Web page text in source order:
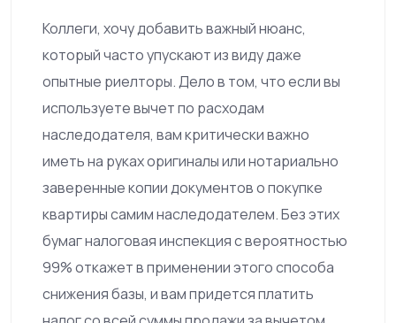
Коллеги, хочу добавить важный нюанс,
который часто упускают из виду даже
опытные риелторы. Дело в том, что если вы
используете вычет по расходам
наследодателя, вам критически важно
иметь на руках оригиналы или нотариально
заверенные копии документов о покупке
квартиры самим наследодателем. Без этих
бумаг налоговая инспекция с вероятностью
99% откажет в применении этого способа
снижения базы, и вам придется платить